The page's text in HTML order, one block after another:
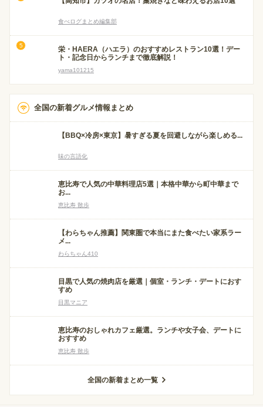
食べログまとめ編集部
栄・HAERA（ハエラ）のおすすめレストラン10選！デー
ト・記念日からランチまで徹底解説！
yama101215
全国の新着グルメ情報まとめ
【BBQ×冷房×東京】暑すぎる夏を回避しながら楽しめる...
味の言語化
恵比寿で人気の中華料理店5選｜本格中華から町中華まで
お...
恵比寿 散歩
【わらちゃん推薦】関東圏で本当にまた食べたい家系ラー
メ...
わらちゃん410
目黒で人気の焼肉店を厳選｜個室・ランチ・デートにおす
すめ
目黒マニア
恵比寿のおしゃれカフェ厳選。ランチや女子会、デートに
おすすめ
恵比寿 散歩
全国の新着まとめ一覧